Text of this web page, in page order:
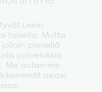
usein
toisella. Mutta
pienellä
palveluksia
Me autamme
asiasi